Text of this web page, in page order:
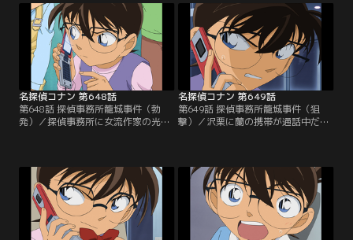
駆け付けると、振り込め詐欺の首謀
者、上住が頭から血を流して倒れて
いた。行きのバスでコナンたちと一
緒だった世良が現れ、これは殺人だ
と指摘。世良はコナンと同じ探偵だ
った…。
住が使っていた車イスについた傷に
注目。さらに現場の状況から犯人が
上住を殺害したトリックを見破る。
ほぼ同時に犯人に気付いた世良は皆
の前で自身の推理を披露する。それ
を聞いたコナンは…。
名探偵コナン 第648話
第648話 探偵事務所籠城事件（勃
発）／探偵事務所に女流作家の光
間だった。先月、未紅は温泉旅館で
手首を切って自殺。沢栗は3人の誰
かが殺害したと考えていた。阿笠の
家にいたコナンは電話を通して事務
所の状況を知り、事件を解決しよう
と考える。
名探偵コナン 第649話
第649話 探偵事務所籠城事件（狙
撃）／沢栗に蘭の携帯が通話中だっ
から事件の真相に近づいたコナンは
未紅が付けるあだ名の法則にも気付
いて犯人を見破る。事務所の外には
特殊捜査班のSITが待機。特殊急襲部
隊のSATも犯人狙撃のチャンスを窺
っていた…。